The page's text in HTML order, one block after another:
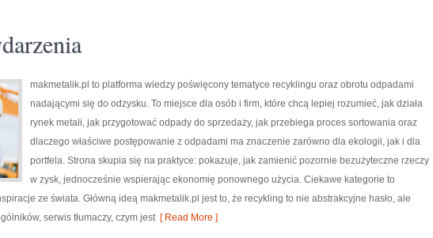
makmetalik.pl to platforma wiedzy poświęcony tematyce recyklingu oraz obrotu odpadami
nadającymi się do odzysku. To miejsce dla osób i firm, które chcą lepiej rozumieć, jak działa
rynek metali, jak przygotować odpady do sprzedaży, jak przebiega proces sortowania oraz
dlaczego właściwe postępowanie z odpadami ma znaczenie zarówno dla ekologii, jak i dla
portfela. Strona skupia się na praktyce: pokazuje, jak zamienić pozornie bezużyteczne rzeczy
w zysk, jednocześnie wspierając ekonomię ponownego użycia. Ciekawe kategorie to
ze świata. Główną ideą makmetalik.pl jest to, że recykling to nie abstrakcyjne hasło, ale
serwis tłumaczy, czym jest[ Read More ]